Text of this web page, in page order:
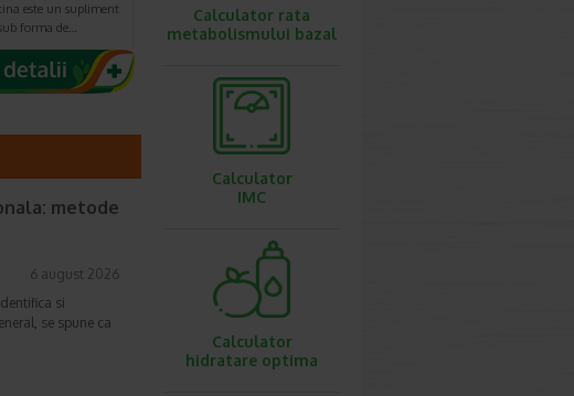
este un supliment
forma de…
metode
6 august 2026
si
se spune ca
Calculator rata
metabolismului bazal
Calculator
IMC
Calculator
hidratare optima